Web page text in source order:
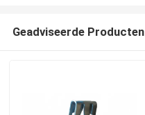
Geadviseerde Producten